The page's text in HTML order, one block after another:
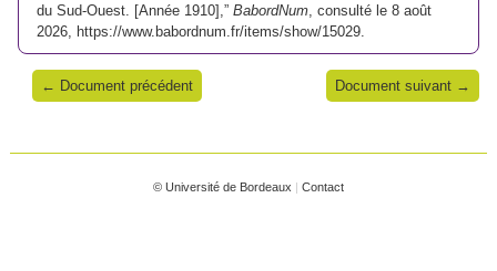
du Sud-Ouest. [Année 1910],” BabordNum , consulté le 8 août
2026,
https://www.babordnum.fr/items/show/15029
← Document précédent Document suivant →
© Université de Bordeaux | Contact